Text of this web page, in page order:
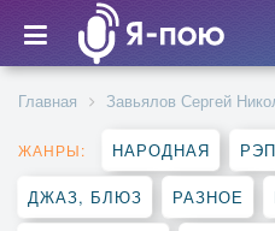
Главная Завьялов Сергей
ЖАНРЫ: НАРОДНАЯ
ДЖАЗ, БЛЮЗ РАЗНОЕ